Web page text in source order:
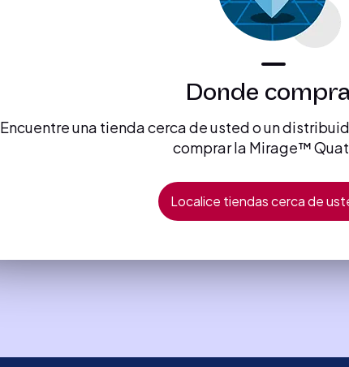
Donde
Encuentre una tienda cerca de usted o un
comprar la Mirage™
Localice tiendas cerca de